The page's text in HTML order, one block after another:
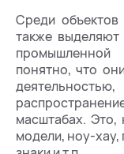
Среди объектов
также выделяют
понятно, что
масштабах. Это,
модели, ноу-